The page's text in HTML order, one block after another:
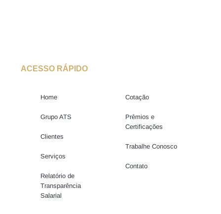
ACESSO RÁPIDO
Home
Grupo ATS
Clientes
Serviços
Relatório de
Transparência
Salarial
Cotação
Prêmios e
Certificações
Trabalhe Conosco
Contato